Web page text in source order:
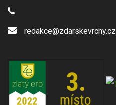
redakce@zdarskevrchy.cz